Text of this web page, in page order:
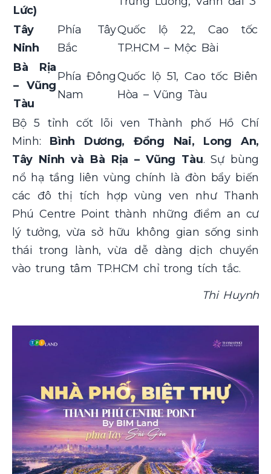
Lức)
Tây
Ninh
Phía Tây
Bắc
Quốc lộ 22, Cao tốc
TP.HCM – Mộc Bài
Bà Rịa
– Vũng
Tàu
Phía Đông
Nam
Quốc lộ 51, Cao tốc Biên
Hòa – Vũng Tàu
Bộ 5 tỉnh cốt lõi ven Thành phố Hồ Chí
Minh: Bình Dương, Đồng Nai, Long An,
Tây Ninh và Bà Rịa – Vũng Tàu. Sự bùng
nổ hạ tầng liên vùng chính là đòn bẩy biến
các đô thị tích hợp vùng ven như Thanh
Phú Centre Point thành những điểm an cư
lý tưởng, vừa sở hữu không gian sống sinh
thái trong lành, vừa dễ dàng dịch chuyển
vào trung tâm TP.HCM chỉ trong tích tắc.
Thi Huynh